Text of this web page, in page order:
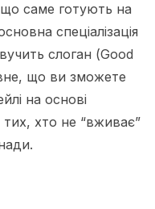
що саме готують на
спеціалізація
слоган (Good
що ви зможете
на основі
хто не “вживає”